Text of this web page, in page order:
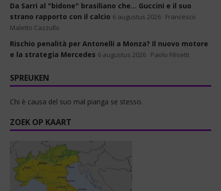
Da Sarri al "bidone" brasiliano che... Guccini e il suo
strano rapporto con il calcio 6 augustus 2026 Francesco
Maletto Cazzullo
Rischio penalità per Antonelli a Monza? Il nuovo motore
e la strategia Mercedes 6 augustus 2026 Paolo Filisetti
SPREUKEN
Chi è causa del suo mal pianga se stesso.
ZOEK OP KAART